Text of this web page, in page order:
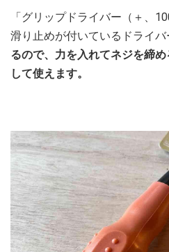
「グリップドライバー（＋、
滑り止めが付いているドライバ
るので、力を入れてネジを締
して使えます。